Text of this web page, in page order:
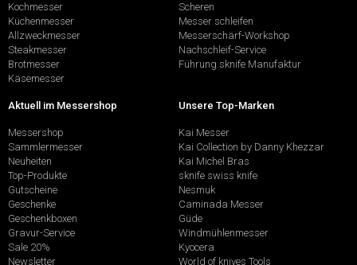
Kochmesser
Küchenmesser
Allzweckmesser
Steakmesser
Brotmesser
Käsemesser
Scheren
Messer schleifen
Messerschärf-Workshop
Nachschleif-Service
Führung sknife Manufaktur
Aktuell im Messershop
Messershop
Sammlermesser
Neuheiten
Top-Produkte
Gutscheine
Geschenke
Geschenkboxen
Gravur-Service
Sale 20%
Newsletter
Unsere Top-Marken
Kai Messer
Kai Collection by Danny Khezzar
Kai Michel Bras
sknife swiss knife
Nesmuk
Caminada Messer
Güde
Windmühlenmesser
Kyocera
World of knives Tools